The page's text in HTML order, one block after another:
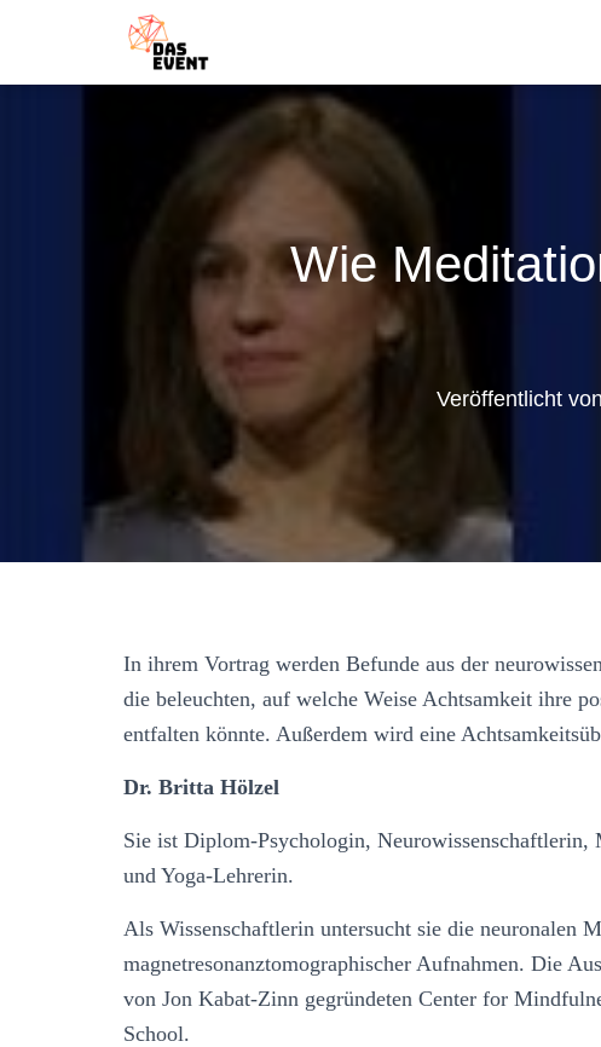
Wie
Veröffentlicht von
In ihrem Vortrag werden Befunde aus der
die beleuchten, auf welche Weise Achtsamkeit ihre
entfalten könnte. Außerdem wird eine
Dr. Britta Hölzel
Sie ist Diplom-Psychologin,
und Yoga-Lehrerin.
Als Wissenschaftlerin untersucht sie die neuronalen
magnetresonanztomographischer Aufnahmen. Die
von Jon Kabat-Zinn gegründeten Center for
School.